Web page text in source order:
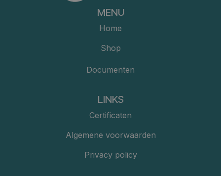
MENU
Home
Shop
Documenten
LINKS
Certificaten
Algemene voorwaarden
Privacy policy